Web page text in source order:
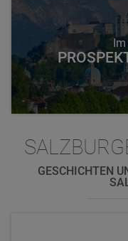
Im
GESCHICHTEN